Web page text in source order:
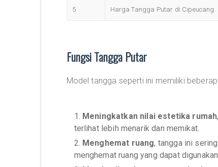
5 Harga Tangga Putar di Cipeucang
Fungsi Tangga Putar
Model tangga seperti ini memiliki
1. Meningkatkan nilai estetika rumah
terlihat lebih menarik dan memikat.
2. Menghemat ruang, tangga ini
menghemat ruang yang dapat